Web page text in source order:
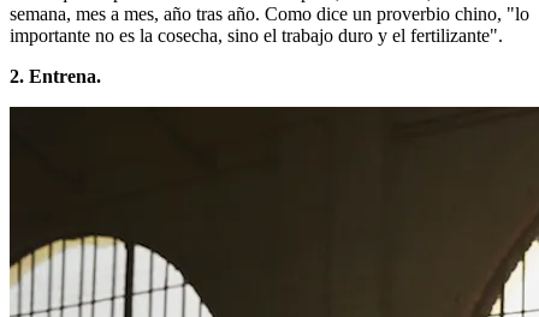
semana, mes a mes, año tras año. Como dice un proverbio chino, "lo
importante no es la cosecha, sino el trabajo duro y el fertilizante".
2. Entrena.